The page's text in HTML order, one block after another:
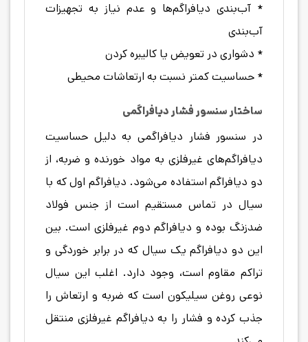
* آب‌بندی دیافراگم‌ها و عدم نیاز به تجهیزات
آب‌بندی
* دشواری در تعویض یا کالیبره کردن
* حساسیت کمتر نسبت به ارتعاشات محیطی
ساختار سنسور فشار دیافراگمی
در سنسور فشار دیافراگمی به دلیل حساسیت
دیافراگم‌های غیرفلزی به مواد خورنده و ضربه، از
دو دیافراگم استفاده می‌شود. دیافراگم اول که با
سیال در تماس مستقیم است از جنس فولاد
ضدزنگ بوده و دیافراگم دوم غیرفلزی است. بین
این دو دیافراگم یک سیال که در برابر خوردگی و
تراکم مقاوم است، وجود دارد. اغلب این سیال
نوعی روغن سیلیکون است که ضربه و ارتعاش را
جذب کرده و فشار را به دیافراگم غیرفلزی منتقل